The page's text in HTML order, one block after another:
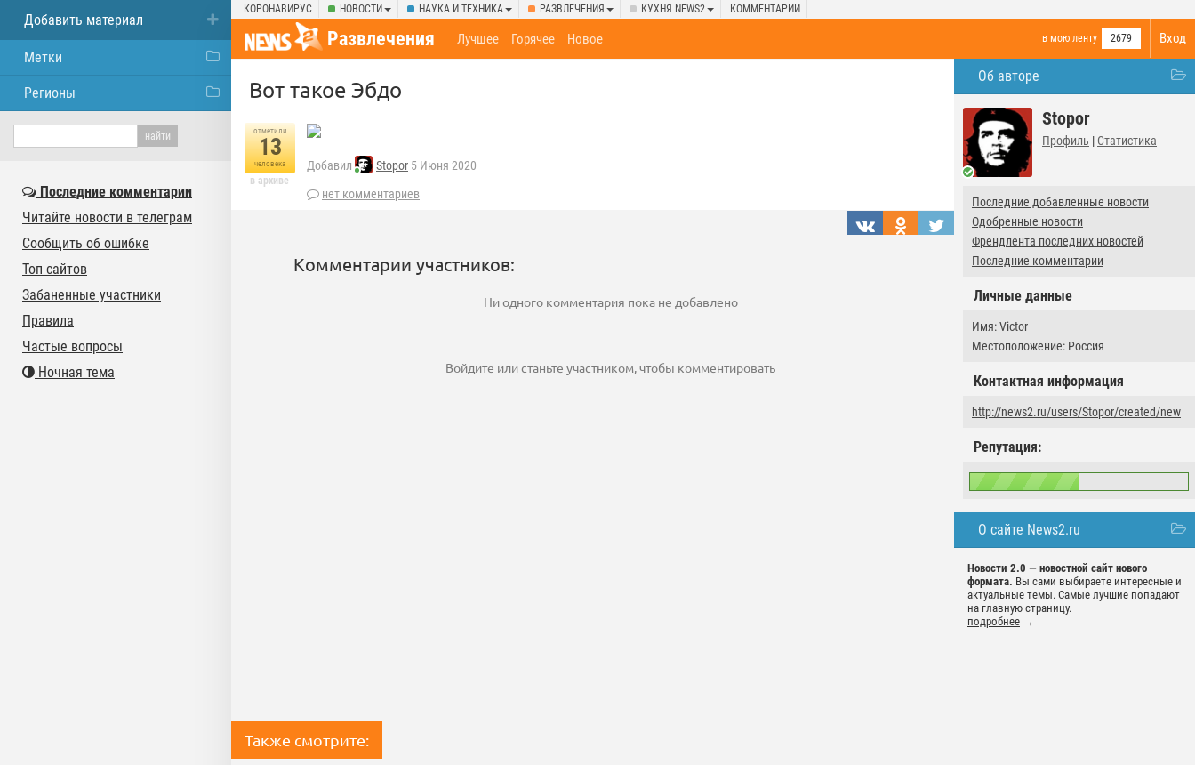
КОРОНАВИРУС НОВОСТИ НАУКА И ТЕХНИКА РАЗВЛЕЧЕНИЯ КУХНЯ NEWS2 КОММЕНТАРИИ
Вход
Развлечения в мою ленту 2679
Лучшее Горячее Новое
Об авторе
Stopor
Профиль | Статистика
Последние добавленные новости
Одобренные новости
Френдлента последних новостей
Последние комментарии
Личные данные
Имя: Victor
Местоположение: Россия
Контактная информация
http://news2.ru/users/Stopor/created/new
Репутация:
О сайте News2.ru
Новости 2.0 — новостной сайт нового
формата. Вы сами выбираете интересные и
актуальные темы. Самые лучшие попадают
на главную страницу.
подробнее →
Вот такое Эбдо
отметили
13
человека
в архиве
Добавил Stopor 5 Июня 2020
нет комментариев
Комментарии участников:
Ни одного комментария пока не добавлено
Войдите илистаньте участником, чтобы комментировать
Также смотрите:
Добавить материал
Метки
Регионы
Последние комментарии
Читайте новости в телеграм
Сообщить об ошибке
Топ сайтов
Забаненные участники
Правила
Частые вопросы
Ночная тема